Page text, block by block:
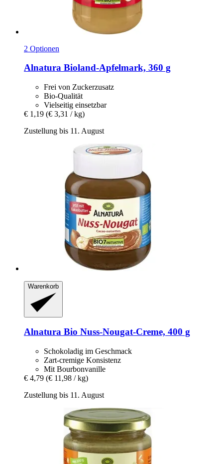
2 Optionen
Alnatura Bioland-​Apfelmark, 360 g
Frei von Zuckerzusatz
Bio-Qualität
Vielseitig einsetzbar
€ 1,19 (€ 3,31 / kg)
Zustellung bis 11. August
Warenkorb
Alnatura Bio Nuss-​Nougat-​Creme, 400 g
Schokoladig im Geschmack
Zart-cremige Konsistenz
Mit Bourbonvanille
€ 4,79 (€ 11,98 / kg)
Zustellung bis 11. August